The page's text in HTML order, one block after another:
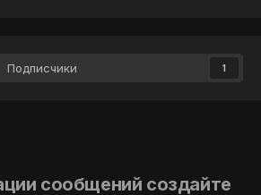
Подписчики 1
сообщений создайте